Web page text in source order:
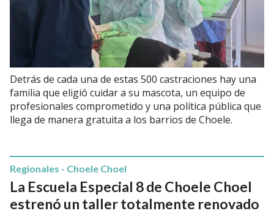
Detrás de cada una de estas 500 castraciones hay una
familia que eligió cuidar a su mascota, un equipo de
profesionales comprometido y una política pública que
llega de manera gratuita a los barrios de Choele.
La Escuela Especial 8 de Choele Choel
estrenó un taller totalmente renovado
Regionales - Choele Choel